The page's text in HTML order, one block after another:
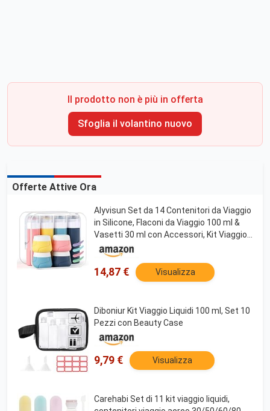
Il prodotto non è più in offerta
Sfoglia il volantino nuovo
Offerte Attive Ora
Alyvisun Set da 14 Contenitori da Viaggio
in Silicone, Flaconi da Viaggio 100 ml &
Vasetti 30 ml con Accessori, Kit Viaggio
Liquidi Antiperdita e Ricaricabile per
Shampoo, Lozione, Creme
14,87 € Visualizza
Diboniur Kit Viaggio Liquidi 100 ml, Set 10
Pezzi con Beauty Case
9,79 € Visualizza
Carehabi Set di 11 kit viaggio liquidi,